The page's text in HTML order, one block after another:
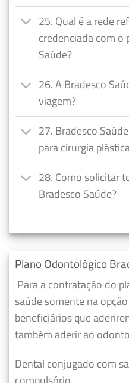
25. Qual é a rede
credenciada com o
Saúde?
26. A Bradesco
viagem?
27. Bradesco
para cirurgia
28. Como solicitar
Bradesco Saúde?
Plano Odontológico
Para a contratação do
saúde somente na
beneficiários que
também aderir ao
Dental conjugado com